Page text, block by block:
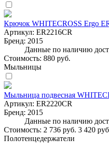
Крючок WHITECROSS Ergo
Артикул: ER2216CR
Бренд: 2015
Данные по наличию
Стоимость: 880 руб.
Мыльницы
Мыльница подвесная
Артикул: ER2220CR
Бренд: 2015
Данные по наличию
Стоимость: 2 736 руб. 3 420
Полотенцедержатели